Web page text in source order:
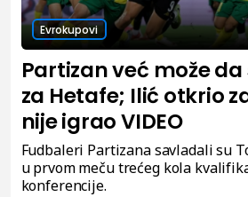
Evrokupovi
Partizan već može
za Hetafe; Ilić otkrio
nije igrao VIDEO
Fudbaleri Partizana savladali su
u prvom meču trećeg kola
konferencije.